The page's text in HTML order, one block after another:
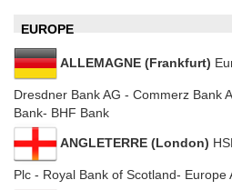
EUROPE
ALLEMAGNE (Frankfurt)
Dresdner Bank AG ‐ Commerz Bank
Bank‐ BHF Bank
ANGLETERRE (London)
Plc ‐ Royal Bank of Scotland‐ Europe